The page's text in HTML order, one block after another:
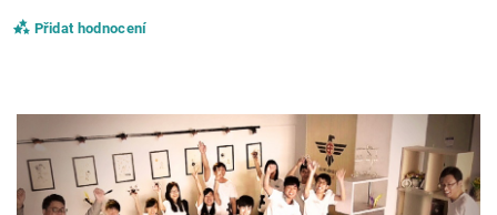
Přidat hodnocení